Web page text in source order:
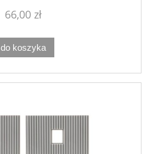
66,00 zł
do koszyka